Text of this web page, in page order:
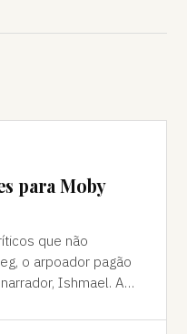
para Moby
o arpoador pagão
Ishmael. A